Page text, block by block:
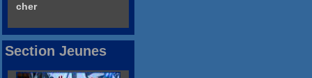
cher
Section Jeunes